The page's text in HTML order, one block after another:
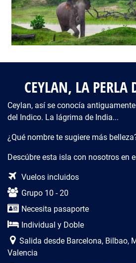
CEYLAN, LA PERLA
Ceylan, así se conocía
del Indico. La lágrima de India...
¿Qué nombre te sugiere más
Descúbre esta isla con nosotros en
Descripción del viaje
Vuelos incluidos
Grupo 10 - 20
Necesita pasaporte
Individual y Doble
Salida desde Barcelona, Bilbao,
Valencia